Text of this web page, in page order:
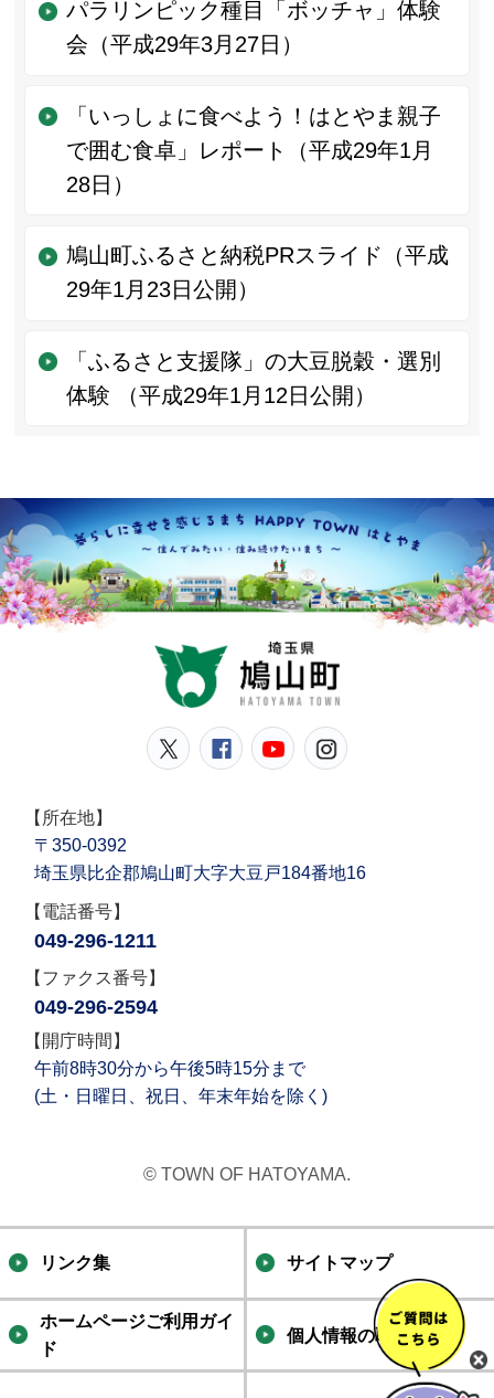
パラリンピック種目「ボッチャ」体験
会（平成29年3月27日）
「いっしょに食べよう！はとやま親子
で囲む食卓」レポート（平成29年1月
28日）
鳩山町ふるさと納税PRスライド（平成
29年1月23日公開）
「ふるさと支援隊」の大豆脱穀・選別
体験 （平成29年1月12日公開）
鳩山町公式Twitter
鳩山町公式Facebook
鳩山町公式
【所在地】
〒350-0392
埼玉県比企郡鳩山町大字大豆戸184番地16
【電話番号】
049-296-1211
【ファクス番号】
049-296-2594
【開庁時間】
午前8時30分から午後5時15分まで
(土・日曜日、祝日、年末年始を除く)
© TOWN OF HATOYAMA.
リンク集 サイトマップ
ホームページご利用ガイ
ド
個人情報の取り扱い